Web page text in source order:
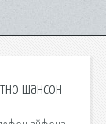
шансон